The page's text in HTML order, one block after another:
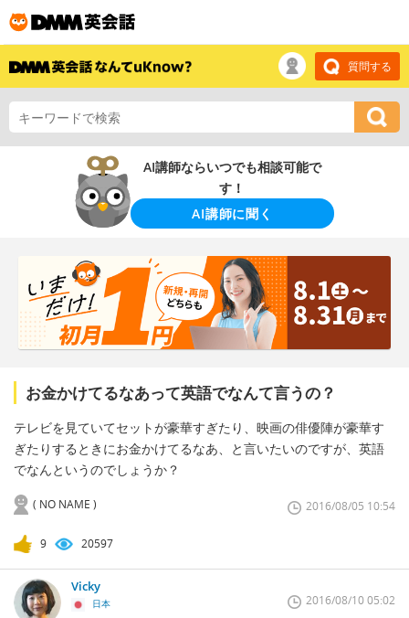
質問する
AI講師ならいつでも相談可能で
す！
AI講師に聞く
お金かけてるなあって英語でなんて言うの？
テレビを見ていてセットが豪華すぎたり、映画の俳優陣が豪華す
ぎたりするときにお金かけてるなあ、と言いたいのですが、英語
でなんというのでしょうか？
( NO NAME ) 2016/08/05 10:54
9 20597
Vicky
日本 2016/08/10 05:02